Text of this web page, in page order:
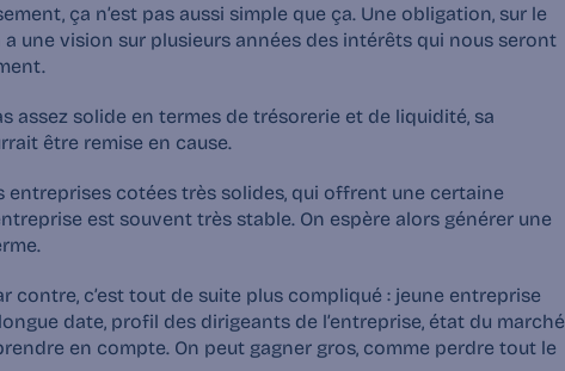
ça n’est pas aussi simple que ça. Une obligation, sur le
a une vision sur plusieurs années des intérêts qui nous seront
.
assez solide en termes de trésorerie et de liquidité, sa
être remise en cause.
entreprises cotées très solides, qui offrent une certaine
est souvent très stable. On espère alors générer une
contre, c’est tout de suite plus compliqué : jeune entreprise
date, profil des dirigeants de l’entreprise, état du marché
en compte. On peut gagner gros, comme perdre tout le